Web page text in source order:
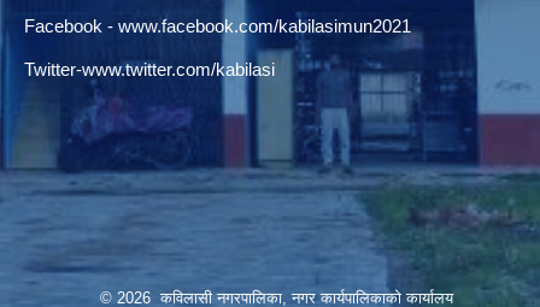
Facebook - www.facebook.com/kabilasimun2021
Twitter-www.twitter.com/kabilasi
© 2026 कविलासी नगरपालिका, नगर कार्यपालिकाको कार्यालय